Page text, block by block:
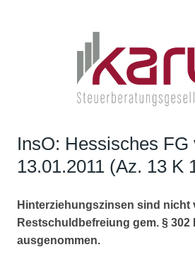
InsO: Hessisches FG
13.01.2011 (Az. 13 K
Hinterziehungszinsen sind nicht
Restschuldbefreiung gem. § 302
ausgenommen.